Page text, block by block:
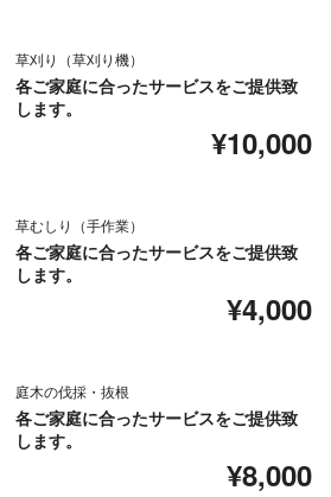
草刈り（草刈り機）
各ご家庭に合ったサービスをご提供致
します。
¥10,000
草むしり（手作業）
各ご家庭に合ったサービスをご提供致
します。
¥4,000
庭木の伐採・抜根
各ご家庭に合ったサービスをご提供致
します。
¥8,000